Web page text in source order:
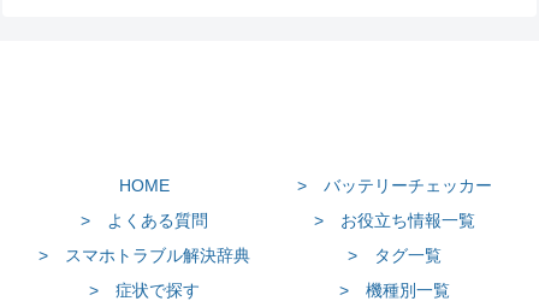
HOME
> バッテリーチェッカー
> よくある質問
> お役立ち情報一覧
> スマホトラブル解決辞典
> タグ一覧
> 症状で探す
> 機種別一覧